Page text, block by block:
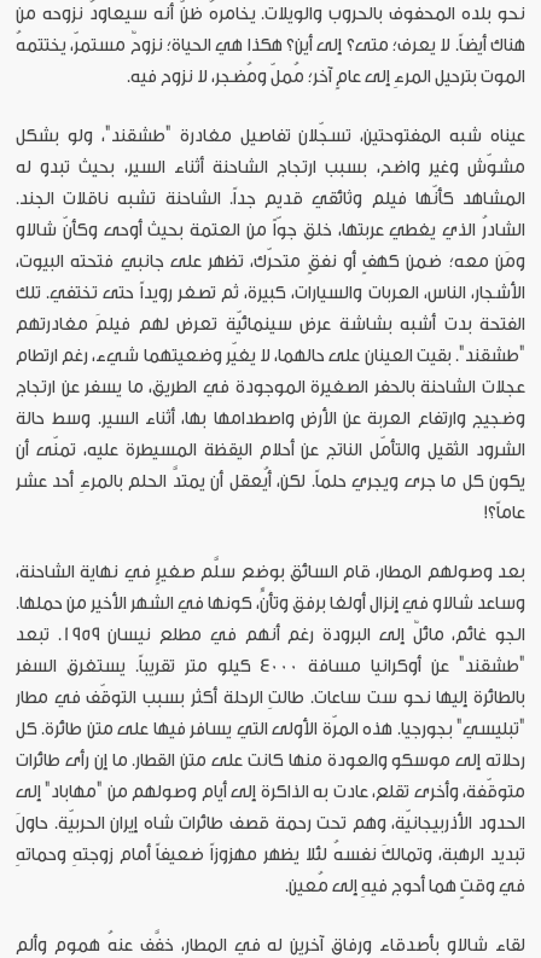
نحو بلده المحفوف بالحروب والويلات. يخامرهُ ظنّ أنه سيعاودُ نزوحه من
هناك أيضاً. لا يعرف؛ متى؟ إلى أين؟ هكذا هي الحياة؛ نزوحٌ مستمرّ، يختتمهُ
الموت بترحيل المرءِ إلى عامٍ آخر؛ مُملّ ومُضجر، لا نزوح فيه.
عيناه شبه المفتوحتين، تسجّلان تفاصيل مغادرة "طشقند"، ولو بشكل
مشوّش وغير واضح، بسبب ارتجاج الشاحنة أثناء السير، بحيث تبدو له
المشاهد كأنّها فيلم وثائقي قديم جداً. الشاحنة تشبه ناقلات الجند.
الشادرُ الذي يغطي عربتها، خلق جوّاً من العتمة بحيث أوحى وكأنّ شالاو
ومَن معه؛ ضمن كهفٍ أو نفقٍ متحرّك، تظهر على جانبي فتحته البيوت،
الأشجار، الناس، العربات والسيارات، كبيرة، ثم تصغر رويداً حتى تختفي. تلك
الفتحة بدت أشبه بشاشة عرض سينمائيّة تعرض لهم فيلمَ مغادرتهم
"طشقند". بقيت العينان على حالهما، لا يغيّر وضعيتهما شيء، رغم ارتطام
عجلات الشاحنة بالحفر الصغيرة الموجودة في الطريق، ما يسفر عن ارتجاج
وضجيج وارتفاع العربة عن الأرض واصطدامها بها، أثناء السير. وسط حالة
الشرود الثقيل والتأمّل الناتج عن أحلام اليقظة المسيطرة عليه، تمنّى أن
يكون كل ما جرى ويجري حلماً. لكن، أيُعقل أن يمتدَّ الحلم بالمرءِ أحد عشر
عاماً؟!
بعد وصولهم المطار، قام السائق بوضع سلَّم صغيرٍ في نهاية الشاحنة،
وساعد شالاو في إنزال أولغا برفق وتأنٍّ، كونها في الشهر الأخير من حملها.
الجو غائم، مائلٌ إلى البرودة رغم أنهم في مطلع نيسان 1959. تبعد
"طشقند" عن أوكرانيا مسافة 4000 كيلو متر تقريباً. يستغرق السفر
بالطائرة إليها نحو ست ساعات. طالتِ الرحلة أكثر بسبب التوقّف في مطار
"تبليسي" بجورجيا. هذه المرّة الأولى التي يسافر فيها على متن طائرة. كل
رحلاته إلى موسكو والعودة منها كانت على متن القطار. ما إن رأى طائرات
متوقّفة، وأخرى تقلع، عادت به الذاكرة إلى أيام وصولهم من "مهاباد" إلى
الحدود الأذربيجانيّة، وهم تحت رحمة قصف طائرات شاه إيران الحربيّة. حاولَ
تبديد الرهبة، وتمالكَ نفسهُ لئلا يظهر مهزوزاً ضعيفاً أمام زوجتهِ وحماتهِ
في وقتٍ هما أحوج فيهِ إلى مُعين.
لقاء شالاو بأصدقاء ورفاق آخرين له في المطار، خفَّف عنهُ هموم وألم